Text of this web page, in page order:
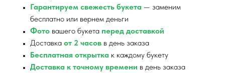
Гарантируем свежесть букета — заменим
бесплатно или вернем деньги
Фото вашего букета перед доставкой
Доставка от 2 часов в день заказа
Бесплатная открытка к каждому букету
Доставка к точному времени в день заказа